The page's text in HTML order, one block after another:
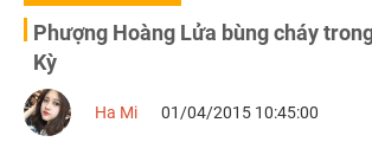
Phượng Hoàng Lửa bùng cháy
Kỳ
Ha Mi 01/04/2015 10:45:00